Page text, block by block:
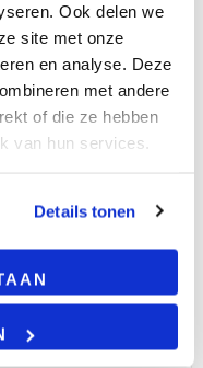
Ook delen we
site met onze
en analyse. Deze
met andere
of die ze hebben
van hun services.
Details tonen
is er een om
perfect in
of
Het licht van
door de
voor
extra te
kleurweergave
mooi dimbaar, van
gelijktijdig dimmen
manier zelf de